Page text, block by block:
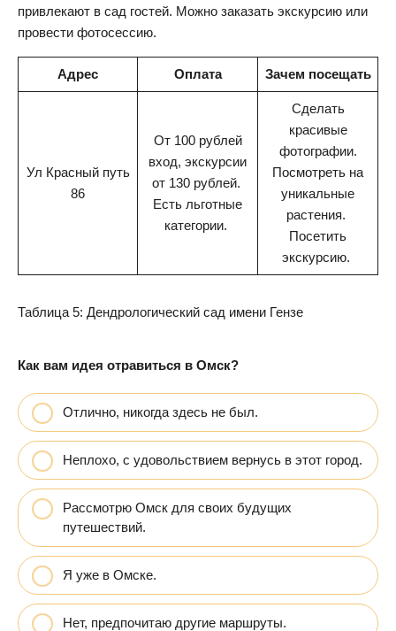
привлекают в сад гостей. Можно заказать экскурсию или
провести фотосессию.
Адрес Оплата Зачем посещать
Ул Красный путь
86
От 100 рублей
вход, экскурсии
от 130 рублей.
Есть льготные
категории.
Сделать
красивые
фотографии.
Посмотреть на
уникальные
растения.
Посетить
экскурсию.
Таблица 5: Дендрологический сад имени Гензе
Как вам идея отравиться в Омск?
Отлично, никогда здесь не был.
Неплохо, с удовольствием вернусь в этот город.
Рассмотрю Омск для своих будущих
путешествий.
Я уже в Омске.
Нет, предпочитаю другие маршруты.